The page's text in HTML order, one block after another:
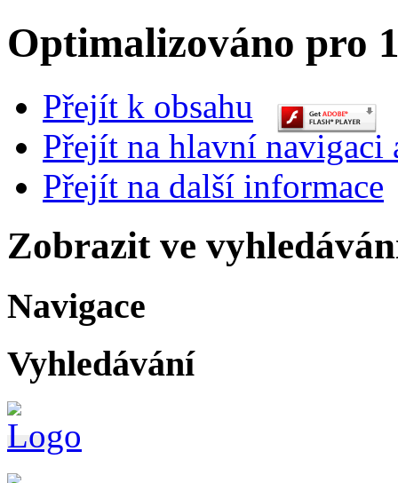
Optimalizováno pro
Přejít k obsahu
Přejít na hlavní navigaci
Přejít na další informace
Zobrazit ve
Navigace
Vyhledávání